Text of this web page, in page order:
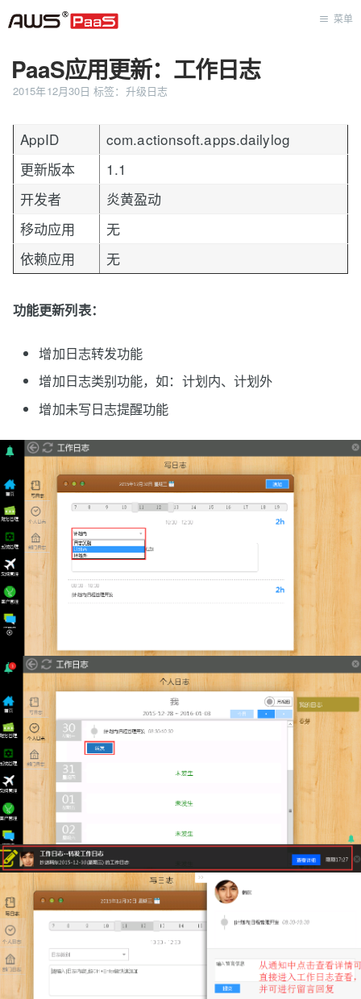
菜单
PaaS应用更新：工作日志
2015年12月30日 标签： 升级日志
AppID
com.actionsoft.apps.dailylog
更新版本
1.1
开发者
炎黄盈动
移动应用
无
依赖应用
无
功能更新列表：
增加日志转发功能
增加日志类别功能，如：计划内、计划外
增加未写日志提醒功能